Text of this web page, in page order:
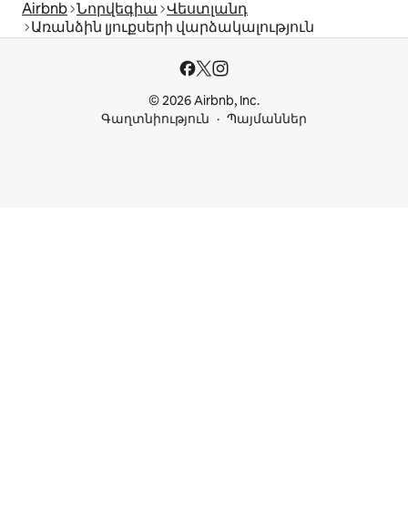
Airbnb Նորվեգիա Վեստլանդ
Առանձին լյուքսերի վարձակալություն
© 2026 Airbnb, Inc.
Գաղտնիություն
Պայմաններ